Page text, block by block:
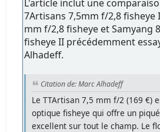
L'article inclut une
7Artisans 7,5mm f/2,8 fisheye
mm f/2,8 fisheye et Samyang
fisheye II précédemment
Alhadeff.
Citation de: Marc Alhadeff
Le TTArtisan 7,5 mm f/2 (169 €)
optique fisheye qui offre un
excellent sur tout le champ. Le